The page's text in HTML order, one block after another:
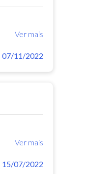
Ver mais
07/11/2022
Ver mais
15/07/2022